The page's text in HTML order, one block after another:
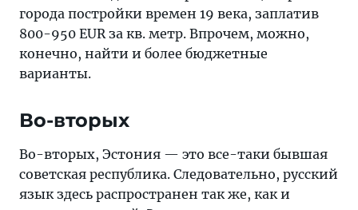
города постройки времен 19 века, заплатив
800-950 EUR за кв. метр. Впрочем, можно,
конечно, найти и более бюджетные
варианты.
Во-вторых
Во-вторых, Эстония — это все-таки бывшая
советская республика. Следовательно, русский
язык здесь распространен так же, как и